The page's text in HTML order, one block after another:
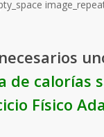
de calorías
Físico